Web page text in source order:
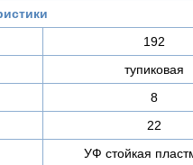
192
тупиковая
8
22
УФ стойкая